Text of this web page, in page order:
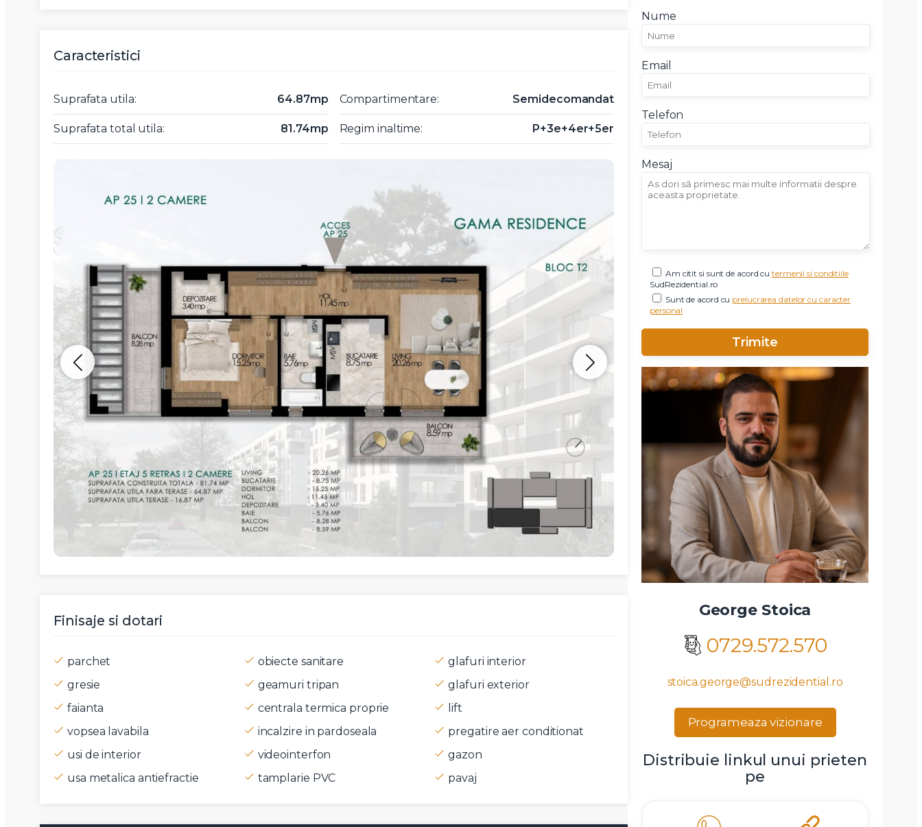
Caracteristici
Suprafata utila: 64.87mp
Suprafata total utila: 81.74mp
Compartimentare: Semidecomandat
Regim inaltime: P+3e+4er+5er
Finisaje si dotari
parchet
gresie
faianta
vopsea lavabila
usi de interior
usa metalica antiefractie
obiecte sanitare
geamuri tripan
centrala termica proprie
incalzire in pardoseala
videointerfon
tamplarie PVC
glafuri interior
glafuri exterior
lift
pregatire aer conditionat
gazon
pavaj
Nume
Email
Telefon
Mesaj
Am citit si sunt de acord cutermenii si conditiile
SudRezidential.ro
Sunt de acord cu prelucrarea datelor cu caracter
personal
George Stoica
0729.572.570
stoica.george@sudrezidential.ro
Programeaza vizionare
Distribuie linkul unui prieten
pe
Vreau sa fiu contactat
Nume
Telefon
Sunt de acord cu prelucrarea datelor cu caracter personal